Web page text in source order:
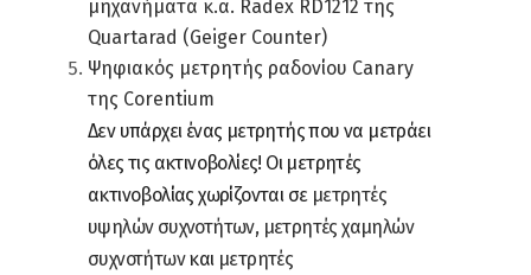
μηχανήματα κ.α. Radex RD1212 της
Quartarad (Geiger Counter)
Ψηφιακός μετρητής ραδονίου Canary
της Corentium
Δεν υπάρχει ένας μετρητής που να μετράει
όλες τις ακτινοβολίες! Οι μετρητές
ακτινοβολίας χωρίζονται σε μετρητές
υψηλών συχνοτήτων, μετρητές χαμηλών
συχνοτήτωνκαι μετρητές